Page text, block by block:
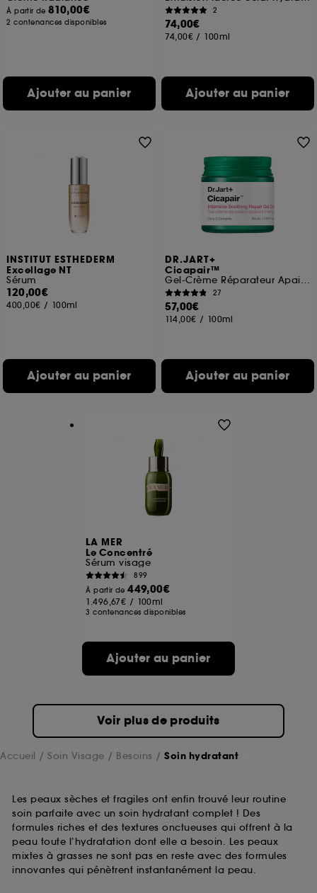
À partir de810,00€
2 contenances disponibles
Ajouter au panier
2
74,00€
74,00€ / 100ml
Ajouter au panier
INSTITUT ESTHEDERM
Excellage NT
Sérum
120,00€
400,00€ / 100ml
Ajouter au panier
DR.JART+
Cicapair™
Gel-Crème Réparateur Apaisant Intense
27
57,00€
114,00€ / 100ml
Ajouter au panier
LA MER
Le Concentré
Sérum visage
899
À partir de449,00€
1.496,67€ / 100ml
3 contenances disponibles
Ajouter au panier
Voir plus de produits
Accueil Soin Visage Besoins Soin hydratant
Les peaux sèches et fragiles ont enfin trouvé leur routine
soin parfaite avec un soin hydratant complet ! Des
formules riches et des textures onctueuses qui offrent à la
peau toute l’hydratation dont elle a besoin. Les peaux
mixtes à grasses ne sont pas en reste avec des formules
innovantes qui pénètrent instantanément la peau.